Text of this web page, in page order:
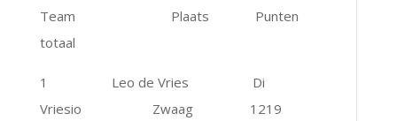
Team Plaats Punten
totaal
1 Leo de Vries Di
Vriesio Zwaag 1219